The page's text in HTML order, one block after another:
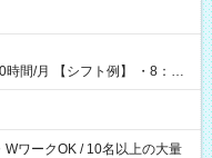
】 ・8：00
ワークOK / 10名以上の大量